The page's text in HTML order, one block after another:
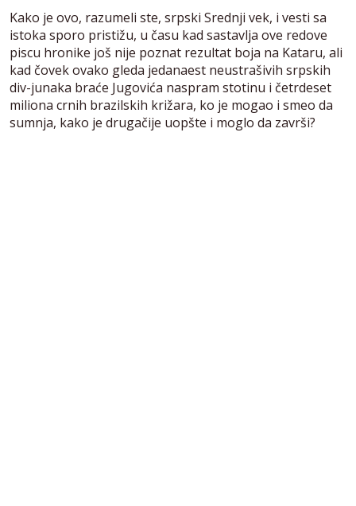
Kako je ovo, razumeli ste, srpski Srednji vek, i vesti sa
istoka sporo pristižu, u času kad sastavlja ove redove
piscu hronike još nije poznat rezultat boja na Kataru, ali
kad čovek ovako gleda jedanaest neustrašivih srpskih
div-junaka braće Jugovića naspram stotinu i četrdeset
miliona crnih brazilskih križara, ko je mogao i smeo da
sumnja, kako je drugačije uopšte i moglo da završi?